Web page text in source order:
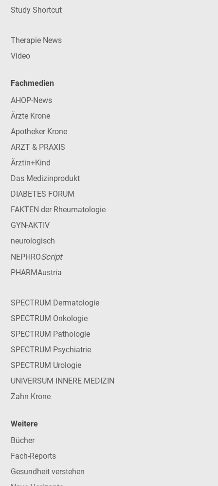
Study Shortcut
Therapie News
Video
Fachmedien
AHOP-News
Ärzte Krone
Apotheker Krone
ARZT & PRAXIS
Ärztin+Kind
Das Medizinprodukt
DIABETES FORUM
FAKTEN der Rheumatologie
GYN-AKTIV
neurologisch
NEPHROScript
PHARMAustria
SPECTRUM Dermatologie
SPECTRUM Onkologie
SPECTRUM Pathologie
SPECTRUM Psychiatrie
SPECTRUM Urologie
UNIVERSUM INNERE MEDIZIN
Zahn Krone
Weitere
Bücher
Fach-Reports
Gesundheit verstehen